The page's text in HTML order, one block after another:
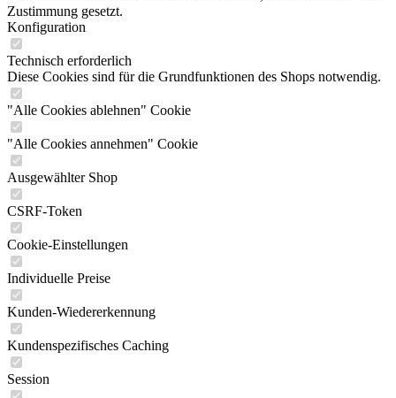
Zustimmung gesetzt.
Konfiguration
Technisch erforderlich
Diese Cookies sind für die Grundfunktionen des Shops notwendig.
"Alle Cookies ablehnen" Cookie
"Alle Cookies annehmen" Cookie
Ausgewählter Shop
CSRF-Token
Cookie-Einstellungen
Individuelle Preise
Kunden-Wiedererkennung
Kundenspezifisches Caching
Session